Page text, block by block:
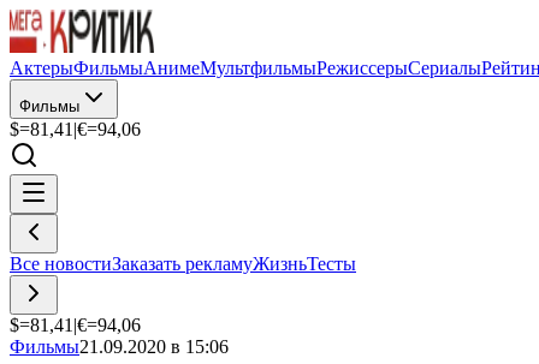
АктерыФильмыАнимеМультфильмыРежиссерыСериалы
Фильмы
$=81,41 |€=94,06
Все новостиЗаказать рекламуЖизньТесты
$=81,41 |€=94,06
Фильмы21.09.2020 в 15:06